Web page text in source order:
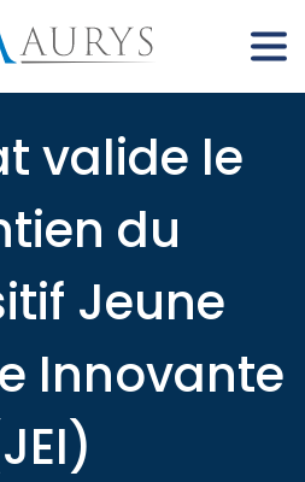
valide le
du
Jeune
Innovante